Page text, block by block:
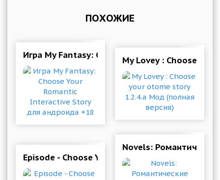
ПОХОЖИЕ
Игра My Fantasy: Choose Your Romantic
My Lovey : Choose
Episode - Choose Your Story 26.30 Mod (Free
Novels: